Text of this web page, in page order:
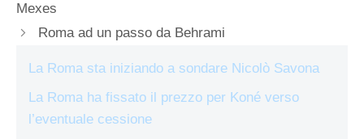
Mexes
Roma ad un passo da Behrami
La Roma sta iniziando a sondare Nicolò Savona
La Roma ha fissato il prezzo per Koné verso
l’eventuale cessione